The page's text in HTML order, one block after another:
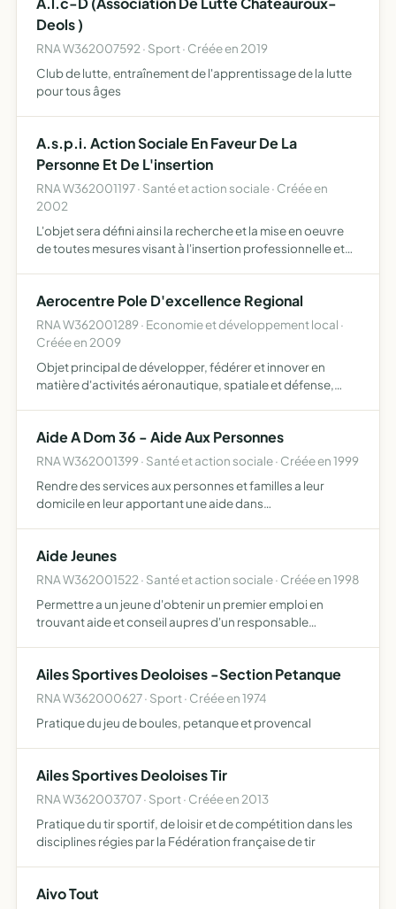
Deols )
RNA W362007592 · Sport · Créée en 2019
Club de lutte, entraînement de l'apprentissage de la lutte
pour tous âges
A.s.p.i. Action Sociale En Faveur De La
Personne Et De L'insertion
RNA W362001197 · Santé et action sociale · Créée en
2002
L'objet sera défini ainsi la recherche et la mise en oeuvre
de toutes mesures visant à l'insertion professionnelle et
Aerocentre Pole D'excellence Regional
RNA W362001289 · Economie et développement local ·
Créée en 2009
Objet principal de développer, fédérer et innover en
matière d'activités aéronautique, spatiale et défense,
Aide A Dom 36 - Aide Aux Personnes
RNA W362001399 · Santé et action sociale · Créée en 1999
Rendre des services aux personnes et familles a leur
domicile en leur apportant une aide dans
Aide Jeunes
RNA W362001522 · Santé et action sociale · Créée en 1998
Permettre a un jeune d'obtenir un premier emploi en
trouvant aide et conseil aupres d'un responsable
Ailes Sportives Deoloises -Section Petanque
RNA W362000627 · Sport · Créée en 1974
Pratique du jeu de boules, petanque et provencal
Ailes Sportives Deoloises Tir
RNA W362003707 · Sport · Créée en 2013
Pratique du tir sportif, de loisir et de compétition dans les
disciplines régies par la Fédération française de tir
Aivo Tout